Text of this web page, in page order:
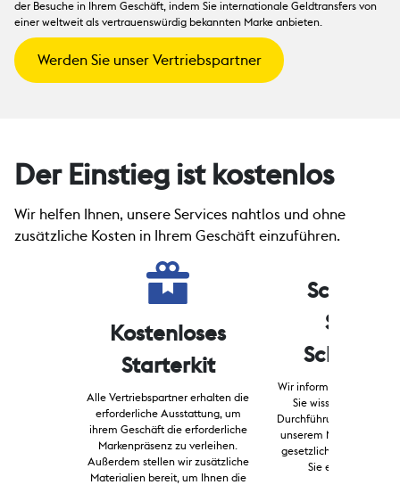
der Besuche in Ihrem Geschäft, indem Sie internationale Geldtransfers von
einer weltweit als vertrauenswürdig bekannten Marke anbieten.
Werden Sie unser Vertriebspartner
Der Einstieg ist kostenlos
Wir helfen Ihnen, unsere Services nahtlos und ohne
zusätzliche Kosten in Ihrem Geschäft einzuführen.
Kostenloses
Starterkit
Alle Vertriebspartner erhalten die
erforderliche Ausstattung, um
ihrem Geschäft die erforderliche
Markenpräsenz zu verleihen.
Außerdem stellen wir zusätzliche
Materialien bereit, um Ihnen die
Schritt-
Schritt-
Wir informieren Sie über
Sie wissen müssen –
Durchführung von
unserem Netzwerk bis
gesetzlichen
Sie einhalten